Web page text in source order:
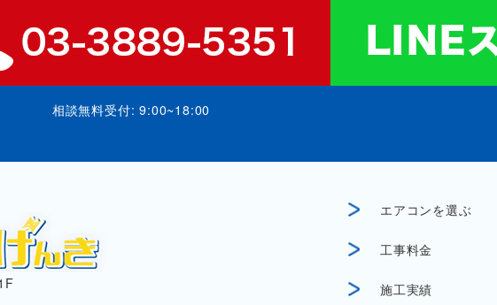
相談無料受付: 9:00~18:00
エアコンを選ぶ
工事料金
施工実績